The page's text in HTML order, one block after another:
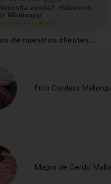
ayuda?. Hablenos
Whatsapp
de L a V de 8h a 19h
de nuestros clientes...
Frito Cordero
Magro de Cerdo